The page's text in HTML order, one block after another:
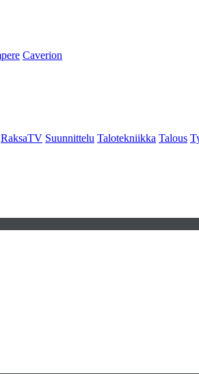
Caverion
RaksaTV Suunnittelu Talotekniikka Talous